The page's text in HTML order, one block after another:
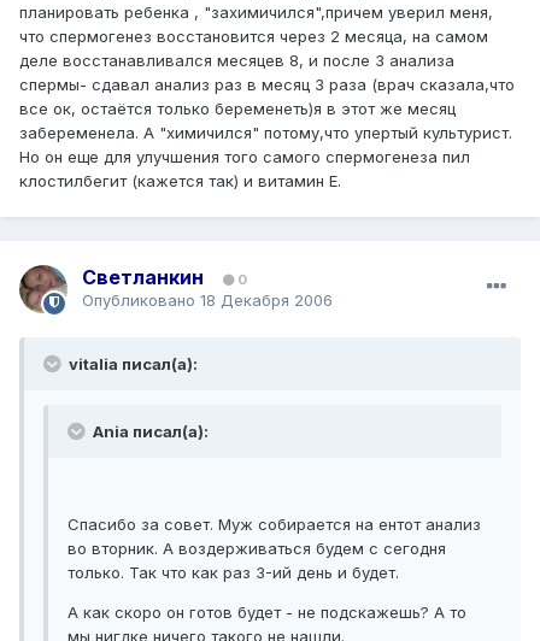
планировать ребенка , "захимичился",причем уверил меня,
что спермогенез восстановится через 2 месяца, на самом
деле восстанавливался месяцев 8, и после 3 анализа
спермы- сдавал анализ раз в месяц 3 раза (врач сказала,что
все ок, остаётся только беременеть)я в этот же месяц
забеременела. А "химичился" потому,что упертый культурист.
Но он еще для улучшения того самого спермогенеза пил
клостилбегит (кажется так) и витамин Е.
Светланкин 0
Опубликовано 18 Декабря 2006
vitalia писал(а):
Ania писал(а):
Спасибо за совет. Муж собирается на ентот анализ
во вторник. А воздерживаться будем с сегодня
только. Так что как раз 3-ий день и будет.
А как скоро он готов будет - не подскажешь? А то
мы нигдке ничего такого не нашли.